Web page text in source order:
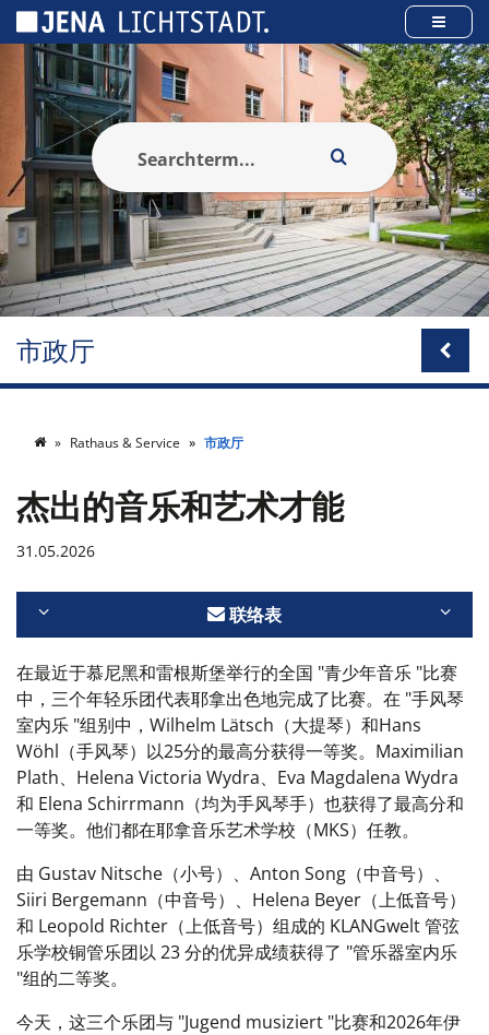
市政厅
Rathaus & Service 市政厅
杰出的音乐和艺术才能
31.05.2026
联络表
在最近于慕尼黑和雷根斯堡举行的全国 "青少年音乐 "比赛
中，三个年轻乐团代表耶拿出色地完成了比赛。在 "手风琴
室内乐 "组别中，Wilhelm Lätsch（大提琴）和Hans
Wöhl（手风琴）以25分的最高分获得一等奖。Maximilian
Plath、Helena Victoria Wydra、Eva Magdalena Wydra
和 Elena Schirrmann（均为手风琴手）也获得了最高分和
一等奖。他们都在耶拿音乐艺术学校（MKS）任教。
由 Gustav Nitsche（小号）、Anton Song（中音号）、
Siiri Bergemann（中音号）、Helena Beyer（上低音号）
和 Leopold Richter（上低音号）组成的 KLANGwelt 管弦
乐学校铜管乐团以 23 分的优异成绩获得了 "管乐器室内乐
"组的二等奖。
今天，这三个乐团与 "Jugend musiziert "比赛和2026年伊
Cookies management panel